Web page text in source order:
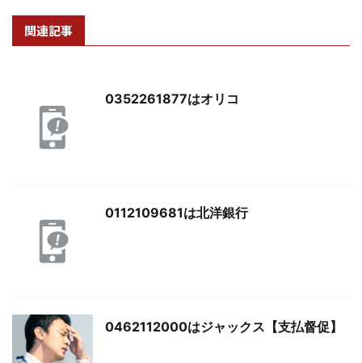
関連記事
0352261877はオリコ
0112109681は北洋銀行
0462112000はジャックス【支払督促】